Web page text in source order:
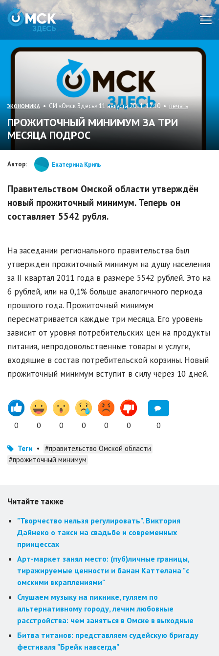
ЭКОНОМИКА • СИ «Омск Здесь» 11 августа 2011, 12:10 • печать
ПРОЖИТОЧНЫЙ МИНИМУМ ЗА ТРИ
МЕСЯЦА ПОДРОС
Автор: Екатерина Криль
Правительством Омской области утверждён
новый прожиточный минимум. Теперь он
составляет 5542 рубля.
На заседании регионального правительства был
утвержден прожиточный минимум на душу населения
за II квартал 2011 года в размере 5542 рублей. Это на
6 рублей, или на 0,1% больше аналогичного периода
прошлого года. Прожиточный минимум
пересматривается каждые три месяца. Его уровень
зависит от уровня потребительских цен на продукты
питания, непродовольственные товары и услуги,
входящие в состав потребительской корзины. Новый
прожиточный минимум вступит в силу через 10 дней.
0 0 0 0 0 0 0
Теги •
#правительство Омской области
#прожиточный минимум
Читайте также
"Творчество нельзя регулировать". Виктория
Дайнеко о такси на свадьбе и современных
принцессах
Арт-маркет занял место: (пуб)личные границы,
тиражируемые ценности и банан Каттелана "с
омскими вкраплениями"
Слушаем музыку на пикнике, гуляем по
альтернативному городу, лечим любовные
расстройства: чем заняться в Омске в выходные
Битва титанов: представляем судейскую бригаду
фестиваля "Брейк навсегда"